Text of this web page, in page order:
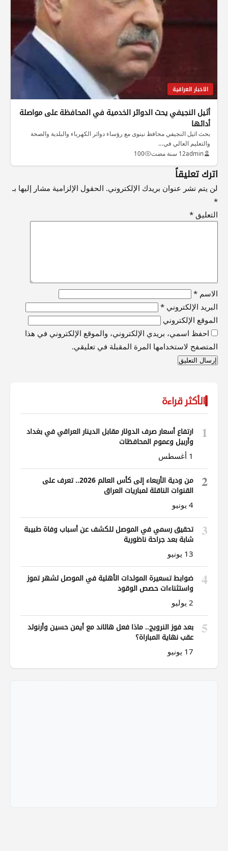
الاخبار العراقية
أثيل النجيفي يحث الدوائر الخدمية في المحافظة على مواصلة
أدائها
بحث اثيل النجيفي محافظ نينوى مع رؤساء دوائر الكهرباء والبلدية والصحة
والتعليم العالي في…
admin12 سنة مضت 100
اترك تعليقاً
لن يتم نشر عنوان بريدك الإلكتروني. الحقول الإلزامية مشار إليها بـ
*
التعليق *
الاسم *
البريد الإلكتروني *
الموقع الإلكتروني
احفظ اسمي، بريدي الإلكتروني، والموقع الإلكتروني في هذا
المتصفح لاستخدامها المرة المقبلة في تعليقي.
الأكثر قراءة
1
ارتفاع أسعار صرف الدولار مقابل الدينار العراقي في بغداد
وأربيل وعموم المحافظات
1 أغسطس
2
من ودية الأربعاء إلى كأس العالم 2026.. تعرف على
القنوات الناقلة لمباريات العراق
4 يونيو
3
تحقيق رسمي في الموصل للكشف عن أسباب وفاة طبيبة
شابة بعد جراحة ناظورية
13 يونيو
4
ضوابط تسعيرة المولدات الأهلية في الموصل لشهر تموز
واستثناءات حصص الوقود
2 يوليو
5
بعد فوز النرويج.. ماذا فعل هالاند مع أيمن حسين وأرنولد
عقب نهاية المباراة؟
17 يونيو